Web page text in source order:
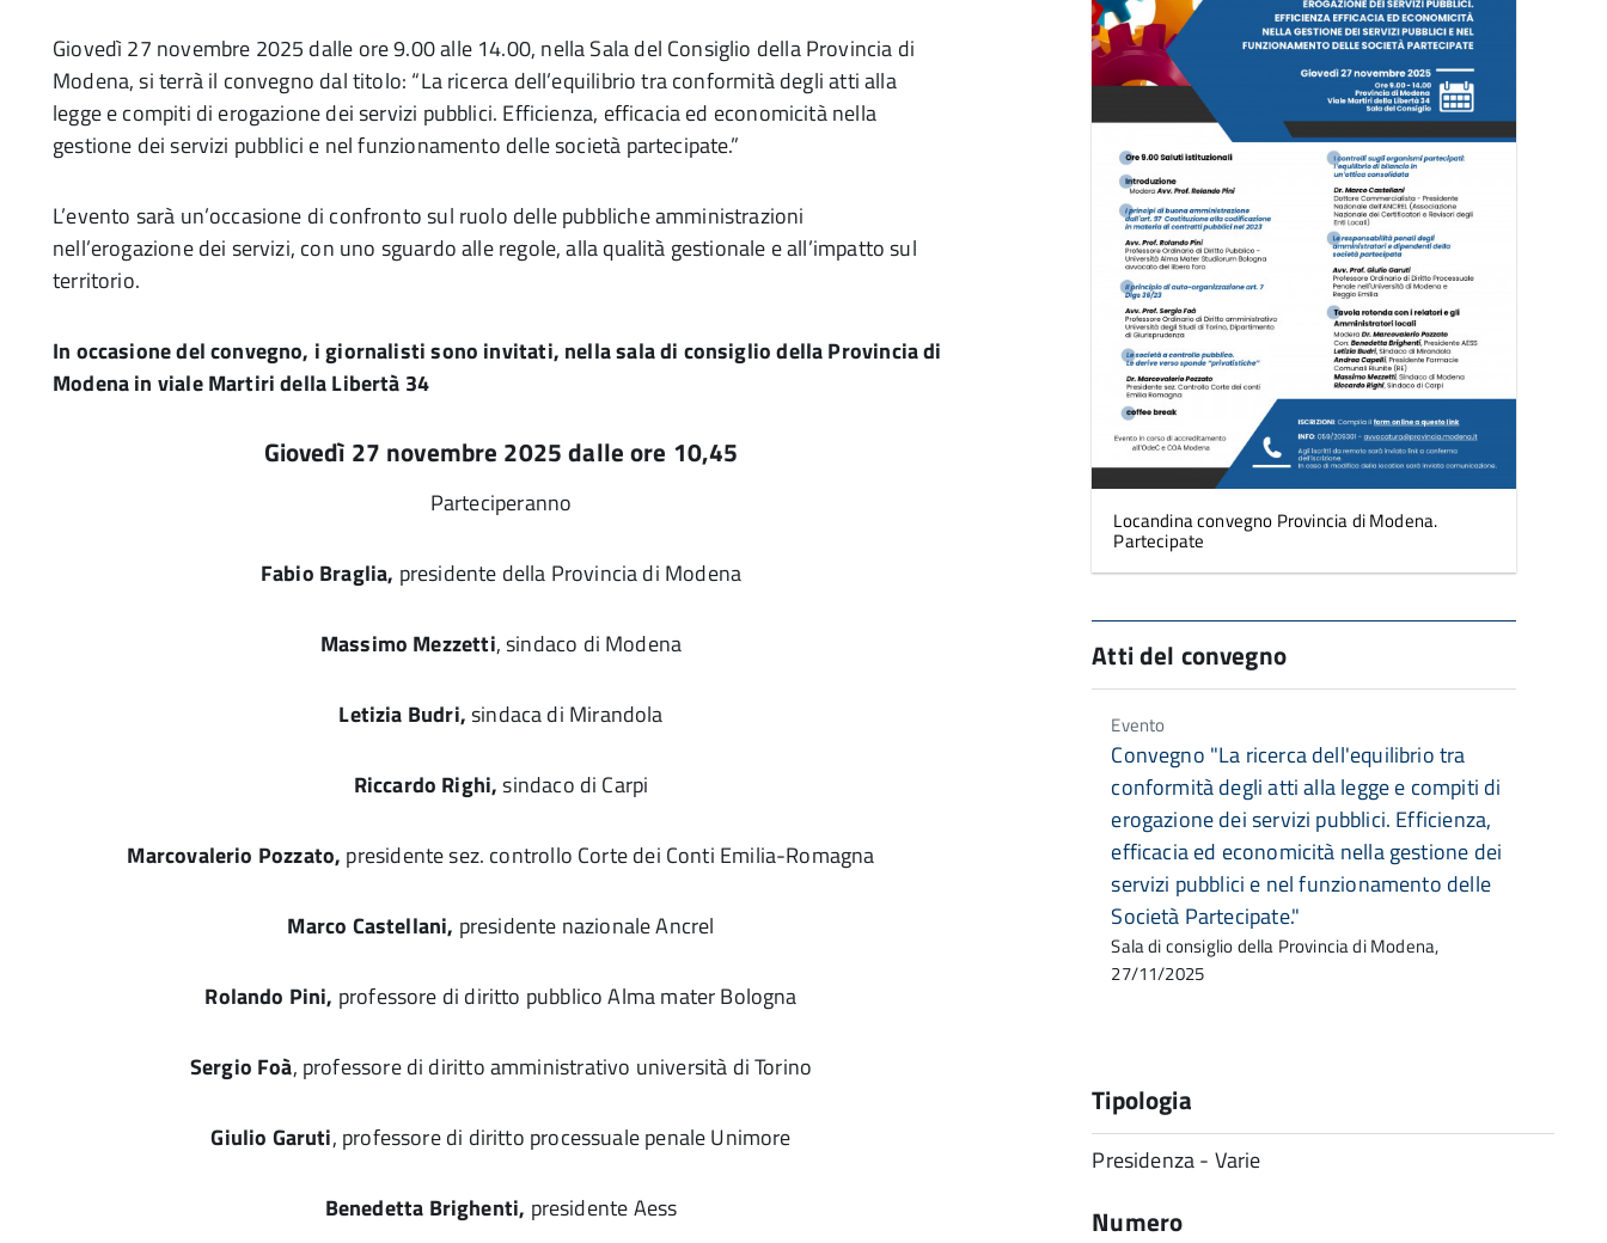
Giovedì 27 novembre 2025 dalle ore 9.00 alle 14.00, nella Sala del Consiglio della Provincia di
Modena, si terrà il convegno dal titolo: “La ricerca dell’equilibrio tra conformità degli atti alla
legge e compiti di erogazione dei servizi pubblici. Efficienza, efficacia ed economicità nella
gestione dei servizi pubblici e nel funzionamento delle società partecipate.”
L’evento sarà un’occasione di confronto sul ruolo delle pubbliche amministrazioni
nell’erogazione dei servizi, con uno sguardo alle regole, alla qualità gestionale e all’impatto sul
territorio.
In occasione del convegno, i giornalisti sono invitati, nella sala di consiglio della Provincia di
Modena in viale Martiri della Libertà 34
Giovedì 27 novembre 2025 dalle ore 10,45
Parteciperanno
Fabio Braglia, presidente della Provincia di Modena
Massimo Mezzetti, sindaco di Modena
Letizia Budri,sindaca di Mirandola
Riccardo Righi,sindaco di Carpi
Marcovalerio Pozzato, presidente sez. controllo Corte dei Conti Emilia-Romagna
Marco Castellani, presidente nazionale Ancrel
Rolando Pini, professore di diritto pubblico Alma mater Bologna
Sergio Foà, professore di diritto amministrativo università di Torino
Giulio Garuti, professore di diritto processuale penale Unimore
Benedetta Brighenti, presidente Aess
Locandina convegno Provincia di Modena.
Partecipate
Atti del convegno
Evento
Convegno "La ricerca dell'equilibrio tra
conformità degli atti alla legge e compiti di
erogazione dei servizi pubblici. Efficienza,
efficacia ed economicità nella gestione dei
servizi pubblici e nel funzionamento delle
Società Partecipate."
Sala di consiglio della Provincia di Modena,
27/11/2025
Tipologia
Presidenza - Varie
Numero